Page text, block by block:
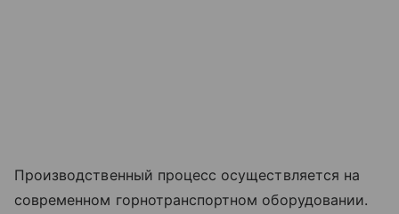
Производственный процесс осуществляется на
современном горнотранспортном оборудовании.